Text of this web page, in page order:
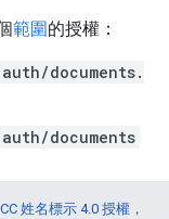
範圍的授權：
documents.
documents
姓名標示 4.0 授權 ，